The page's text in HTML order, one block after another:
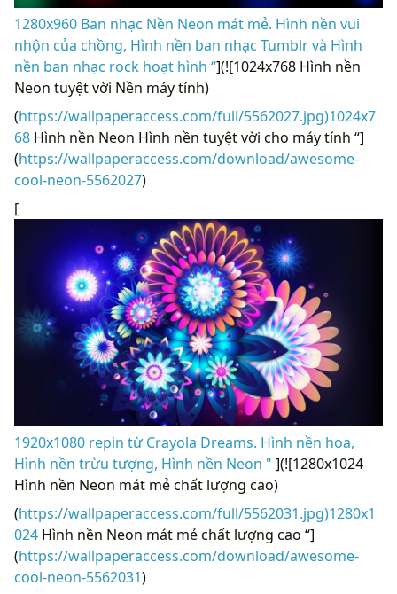
1280x960 Ban nhạc Nền Neon mát mẻ. Hình nền vui
nhộn của chồng, Hình nền ban nhạc Tumblr và Hình
nền ban nhạc rock hoạt hình “](![1024x768 Hình nền
Neon tuyệt vời Nền máy tính)
(https://wallpaperaccess.com/full/5562027.jpg)1024x7
68 Hình nền Neon Hình nền tuyệt vời cho máy tính “]
(https://wallpaperaccess.com/download/awesome-
cool-neon-5562027)
[
1920x1080 repin từ Crayola Dreams. Hình nền hoa,
Hình nền trừu tượng, Hình nền Neon " ](![1280x1024
Hình nền Neon mát mẻ chất lượng cao)
(https://wallpaperaccess.com/full/5562031.jpg)1280x1
024 Hình nền Neon mát mẻ chất lượng cao “]
(https://wallpaperaccess.com/download/awesome-
cool-neon-5562031)